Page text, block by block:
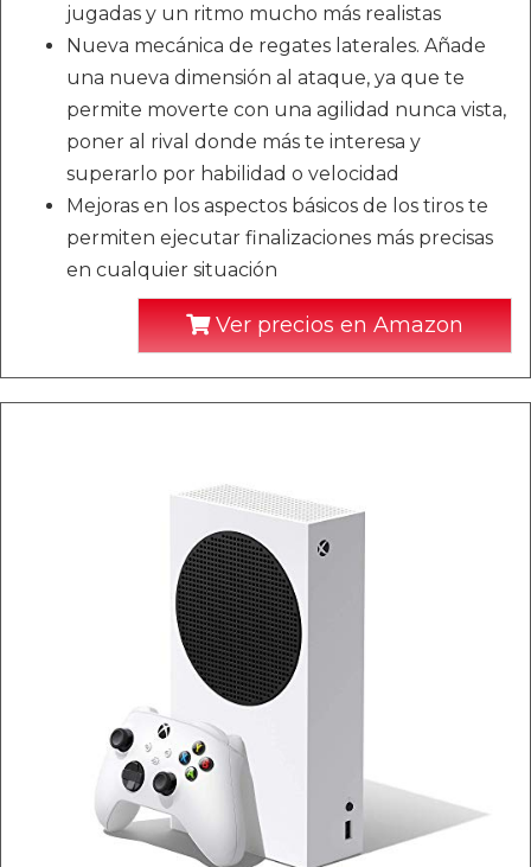
jugadas y un ritmo mucho más realistas
Nueva mecánica de regates laterales. Añade
una nueva dimensión al ataque, ya que te
permite moverte con una agilidad nunca vista,
poner al rival donde más te interesa y
superarlo por habilidad o velocidad
Mejoras en los aspectos básicos de los tiros te
permiten ejecutar finalizaciones más precisas
en cualquier situación
Ver precios en Amazon